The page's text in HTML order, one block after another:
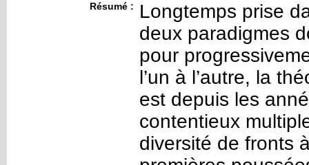
Résumé :
Longtemps prise
deux paradigmes
pour
l’un à l’autre, la
est depuis les
contentieux
diversité de fronts